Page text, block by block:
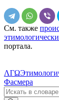
См. также
портала.
ΛΓΩ
Фасмера